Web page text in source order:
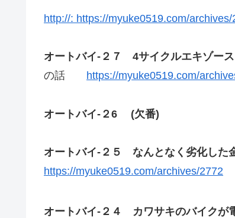
http://: https://myuke0519.com/archives/
オートバイ-２７ 4サイクルエキゾー
の話 https://myuke0519.com/
オートバイ-２6 (欠番)
オートバイ-２５ なんとなく劣化した
https://myuke0519.com/archives/2772
オートバイ-２４ カワサキのバイクが